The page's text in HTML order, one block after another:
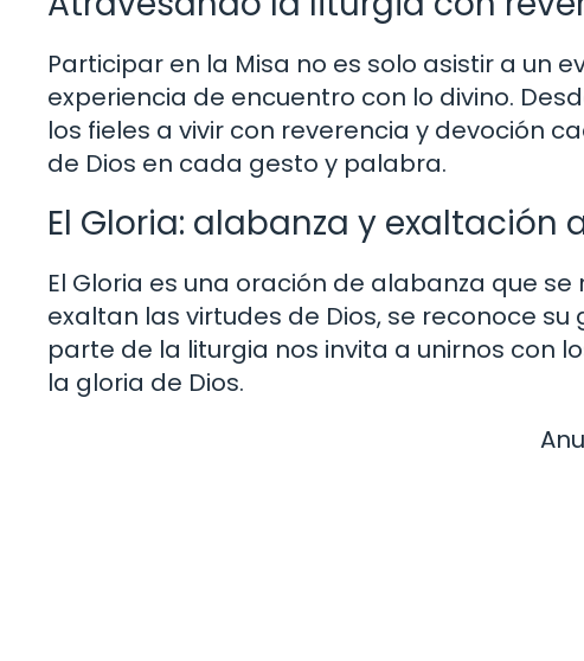
Participar en la Misa no es solo asistir a un
experiencia de encuentro con lo divino.
los fieles a vivir con reverencia y devoción
de Dios en cada gesto y palabra.
El Gloria: alabanza y exaltación
El Gloria es una oración de alabanza que
exaltan las virtudes de Dios, se reconoce
parte de la liturgia nos invita a unirnos con
la gloria de Dios.